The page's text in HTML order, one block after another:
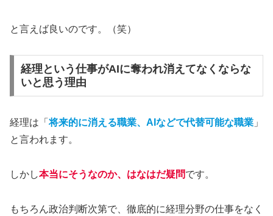
と言えば良いのです。（笑）
経理という仕事がAIに奪われ消えてなくならな
いと思う理由
経理は「将来的に消える職業、AIなどで代替可能な職業 」
と言われます。
しかし本当にそうなのか、はなはだ疑問です。
もちろん政治判断次第で、徹底的に経理分野の仕事をなく